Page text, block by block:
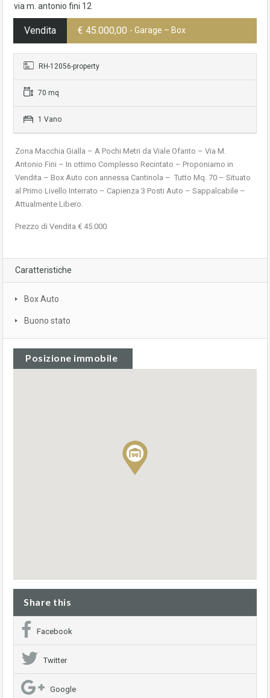
via m. antonio fini 12
Vendita € 45.000,00 - Garage – Box
RH-12056-property
70 mq
1 Vano
Zona Macchia Gialla – A Pochi Metri da Viale Ofanto – Via M.
Antonio Fini – In ottimo Complesso Recintato – Proponiamo in
Vendita – Box Auto con annessa Cantinola – Tutto Mq. 70 – Situato
al Primo Livello Interrato – Capienza 3 Posti Auto – Sappalcabile –
Attualmente Libero.
Prezzo di Vendita € 45.000
Caratteristiche
Box Auto
Buono stato
Posizione immobile
Share this
Facebook
Twitter
Google